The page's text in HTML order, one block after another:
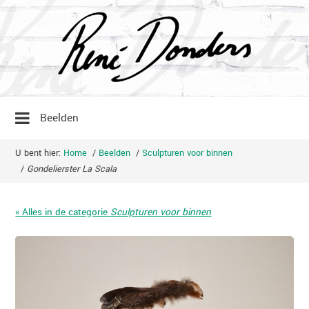
Beelden
U bent hier: Home / Beelden /Sculpturen voor binnen
/ Gondelierster La Scala
« Alles in de categorie Sculpturen voor binnen